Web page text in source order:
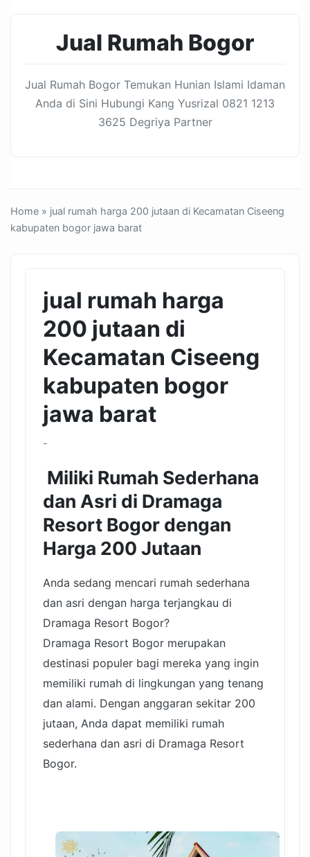
Jual Rumah Bogor
Jual Rumah Bogor Temukan Hunian Islami Idaman
Anda di Sini Hubungi Kang Yusrizal 0821 1213
3625 Degriya Partner
Home » jual rumah harga 200 jutaan di Kecamatan Ciseeng
kabupaten bogor jawa barat
jual rumah harga
200 jutaan di
Kecamatan Ciseeng
kabupaten bogor
jawa barat
-
Miliki Rumah Sederhana
dan Asri di Dramaga
Resort Bogor dengan
Harga 200 Jutaan
Anda sedang mencari rumah sederhana
dan asri dengan harga terjangkau di
Dramaga Resort Bogor?
Dramaga Resort Bogor merupakan
destinasi populer bagi mereka yang ingin
memiliki rumah di lingkungan yang tenang
dan alami. Dengan anggaran sekitar 200
jutaan, Anda dapat memiliki rumah
sederhana dan asri di Dramaga Resort
Bogor.